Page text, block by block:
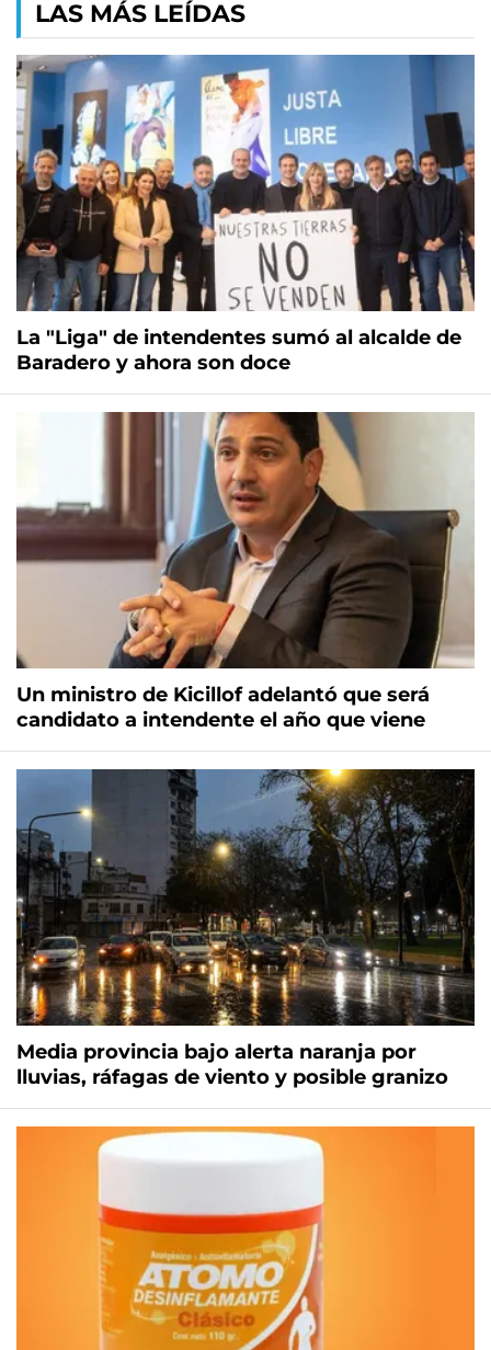
LAS MÁS LEÍDAS
La "Liga" de intendentes sumó al alcalde de
Baradero y ahora son doce
Un ministro de Kicillof adelantó que será
candidato a intendente el año que viene
Media provincia bajo alerta naranja por
lluvias, ráfagas de viento y posible granizo